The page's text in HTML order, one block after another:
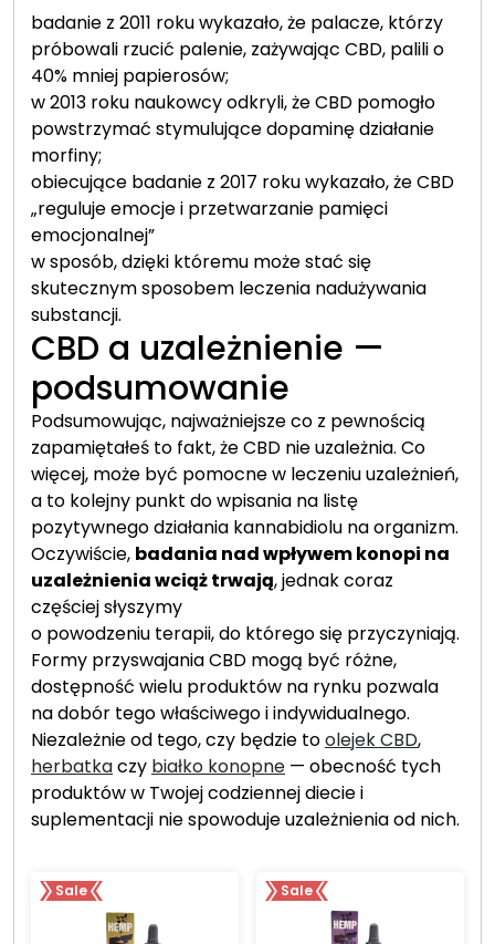
badanie z 2011 roku wykazało, że palacze, którzy
próbowali rzucić palenie, zażywając CBD, palili o
40% mniej papierosów;
w 2013 roku naukowcy odkryli, że CBD pomogło
powstrzymać stymulujące dopaminę działanie
morfiny;
obiecujące badanie z 2017 roku wykazało, że CBD
„reguluje emocje i przetwarzanie pamięci
emocjonalnej”
w sposób, dzięki któremu może stać się
skutecznym sposobem leczenia nadużywania
substancji.
CBD a uzależnienie —
podsumowanie
Podsumowując, najważniejsze co z pewnością
zapamiętałeś to fakt, że CBD nie uzależnia. Co
więcej, może być pomocne w leczeniu uzależnień,
a to kolejny punkt do wpisania na listę
pozytywnego działania kannabidiolu na organizm.
Oczywiście, badania nad wpływem konopi na
uzależnienia wciąż trwają, jednak coraz
częściej słyszymy
o powodzeniu terapii, do którego się przyczyniają.
Formy przyswajania CBD mogą być różne,
dostępność wielu produktów na rynku pozwala
na dobór tego właściwego i indywidualnego.
Niezależnie od tego, czy będzie toolejek CBD,
herbatkaczy białko konopne — obecność tych
produktów w Twojej codziennej diecie i
suplementacji nie spowoduje uzależnienia od nich.
Sale Sale